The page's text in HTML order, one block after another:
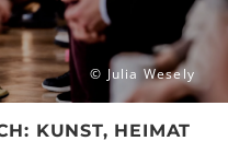
© Julia Wesely
KUNST, HEIMAT